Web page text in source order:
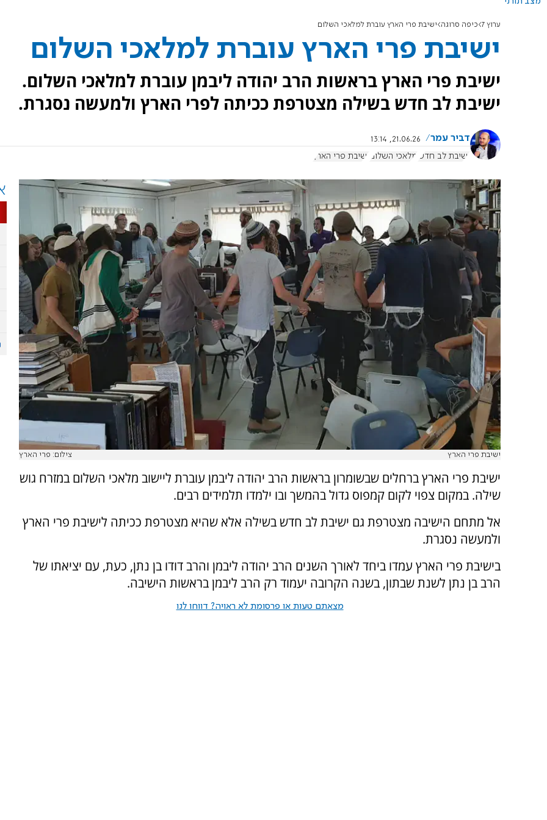
ערוץ 7 כיפה סרוגה ישיבת פרי הארץ עוברת למלאכי השלום
ישיבת פרי הארץ עוברת למלאכי השלום
ישיבת פרי הארץ בראשות הרב יהודה ליבמן עוברת למלאכי השלום.
ישיבת לב חדש בשילה מצטרפת ככיתה לפרי הארץ ולמעשה נסגרת.
דביר עמר
21.06.26, 13:14
ישיבת לב חדש מלאכי השלום ישיבת פרי הארץ
ישיבת פרי הארץ צילום: פרי הארץ
ישיבת פרי הארץ ברחלים שבשומרון בראשות הרב יהודה ליבמן עוברת ליישוב מלאכי השלום במזרח גוש
שילה. במקום צפוי לקום קמפוס גדול בהמשך ובו ילמדו תלמידים רבים.
אל מתחם הישיבה מצטרפת גם ישיבת לב חדש בשילה אלא שהיא מצטרפת ככיתה לישיבת פרי הארץ
ולמעשה נסגרת.
בישיבת פרי הארץ עמדו ביחד לאורך השנים הרב יהודה ליבמן והרב דודו בן נתן, כעת, עם יציאתו של
הרב בן נתן לשנת שבתון, בשנה הקרובה יעמוד רק הרב ליבמן בראשות הישיבה.
מצאתם טעות או פרסומת לא ראויה? דווחו לנו